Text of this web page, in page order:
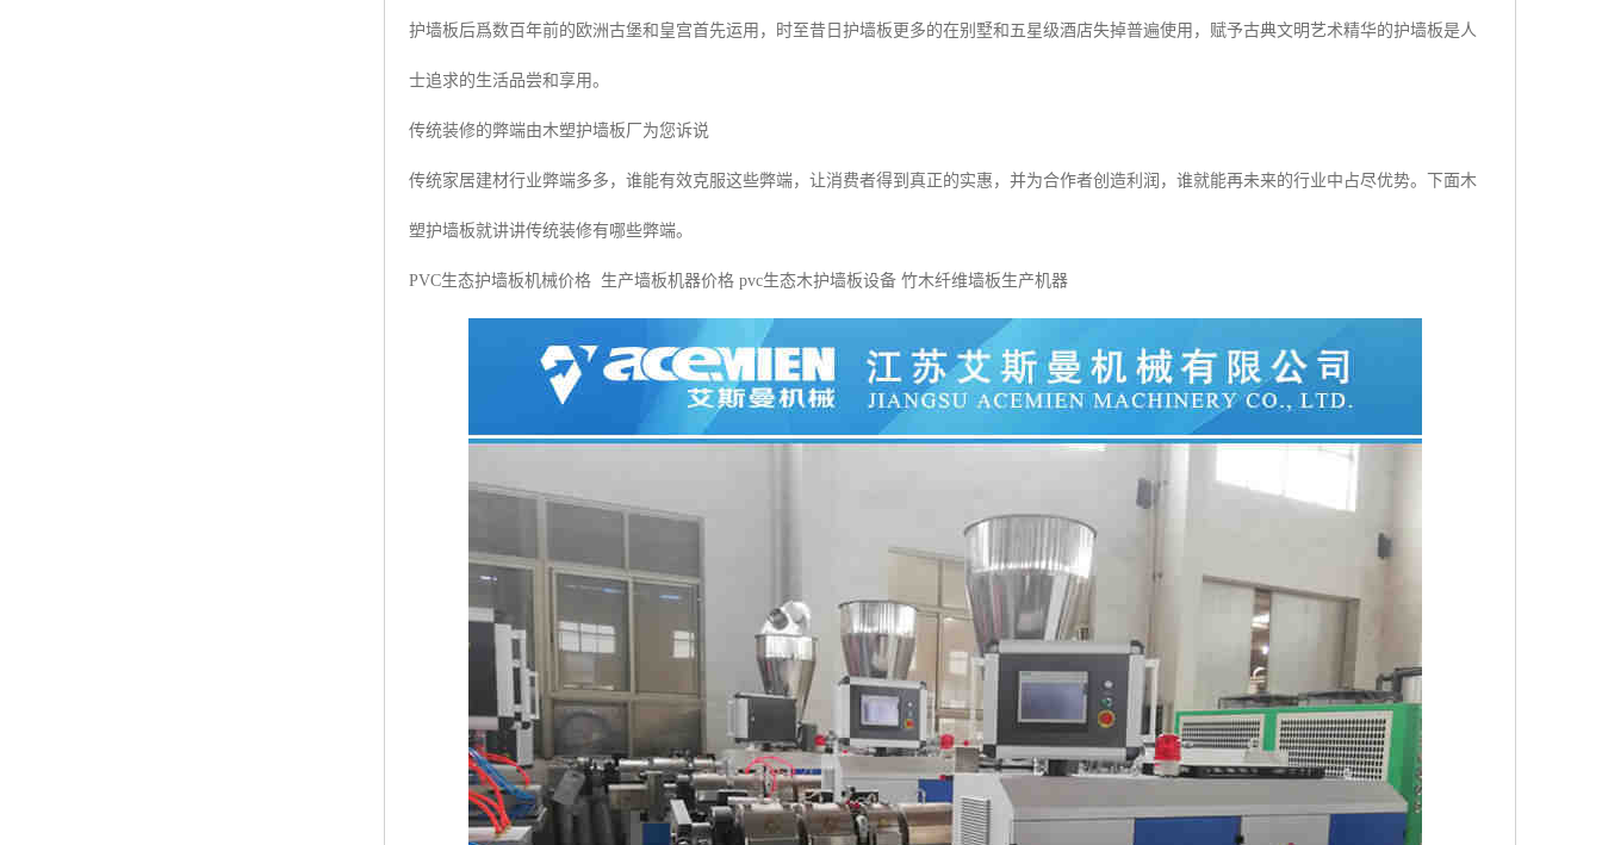
护墙板后爲数百年前的欧洲古堡和皇宫首先运用，时至昔日护墙板更多的在别墅和五星级酒店失掉普遍使用，赋予古典文明艺术精华的护墙板是人
士追求的生活品尝和享用。
传统装修的弊端由木塑护墙板厂为您诉说
传统家居建材行业弊端多多，谁能有效克服这些弊端，让消费者得到真正的实惠，并为合作者创造利润，谁就能再未来的行业中占尽优势。下面木
塑护墙板就讲讲传统装修有哪些弊端。
PVC生态护墙板机械价格 生产墙板机器价格 pvc生态木护墙板设备 竹木纤维墙板生产机器